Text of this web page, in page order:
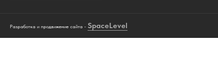
Разработка и продвижение сайта - SpaceLevel